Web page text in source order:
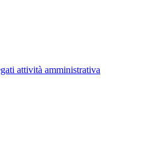
attività amministrativa